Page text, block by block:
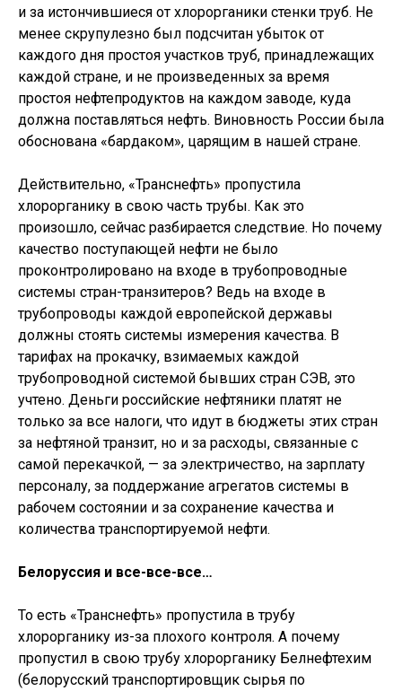
и за истончившиеся от хлорорганики стенки труб. Не
менее скрупулезно был подсчитан убыток от
каждого дня простоя участков труб, принадлежащих
каждой стране, и не произведенных за время
простоя нефтепродуктов на каждом заводе, куда
должна поставляться нефть. Виновность России была
обоснована «бардаком», царящим в нашей стране.
Действительно, «Транснефть» пропустила
хлорорганику в свою часть трубы. Как это
произошло, сейчас разбирается следствие. Но почему
качество поступающей нефти не было
проконтролировано на входе в трубопроводные
системы стран-транзитеров? Ведь на входе в
трубопроводы каждой европейской державы
должны стоять системы измерения качества. В
тарифах на прокачку, взимаемых каждой
трубопроводной системой бывших стран СЭВ, это
учтено. Деньги российские нефтяники платят не
только за все налоги, что идут в бюджеты этих стран
за нефтяной транзит, но и за расходы, связанные с
самой перекачкой, — за электричество, на зарплату
персоналу, за поддержание агрегатов системы в
рабочем состоянии и за сохранение качества и
количества транспортируемой нефти.
Белоруссия и все-все-все…
То есть «Транснефть» пропустила в трубу
хлорорганику из-за плохого контроля. А почему
пропустил в свою трубу хлорорганику Белнефтехим
(белорусский транспортировщик сырья по